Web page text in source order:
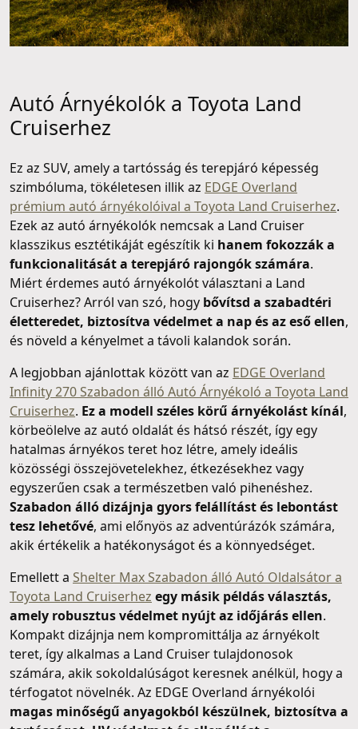
Autó Árnyékolók a Toyota Land
Cruiserhez
Ez az SUV, amely a tartósság és terepjáró képesség
szimbóluma, tökéletesen illik az EDGE Overland
prémium autó árnyékolóival a Toyota Land Cruiserhez.
Ezek az autó árnyékolók nemcsak a Land Cruiser
klasszikus esztétikáját egészítik ki hanem fokozzák a
funkcionalitását a terepjáró rajongók számára.
Miért érdemes autó árnyékolót választani a Land
Cruiserhez? Arról van szó, hogy bővítsd a szabadtéri
életteredet, biztosítva védelmet a nap és az eső ellen,
és növeld a kényelmet a távoli kalandok során.
A legjobban ajánlottak között van az EDGE Overland
Infinity 270 Szabadon álló Autó Árnyékoló a Toyota Land
Cruiserhez. Ez a modell széles körű árnyékolást kínál,
körbeölelve az autó oldalát és hátsó részét, így egy
hatalmas árnyékos teret hoz létre, amely ideális
közösségi összejövetelekhez, étkezésekhez vagy
egyszerűen csak a természetben való pihenéshez.
Szabadon álló dizájnja gyors felállítást és lebontást
tesz lehetővé, ami előnyös az adventúrázók számára,
akik értékelik a hatékonyságot és a könnyedséget.
Emellett a Shelter Max Szabadon álló Autó Oldalsátor a
Toyota Land Cruiserhez egy másik példás választás,
amely robusztus védelmet nyújt az időjárás ellen.
Kompakt dizájnja nem kompromittálja az árnyékolt
teret, így alkalmas a Land Cruiser tulajdonosok
számára, akik sokoldalúságot keresnek anélkül, hogy a
térfogatot növelnék. Az EDGE Overland árnyékolói
magas minőségű anyagokból készülnek, biztosítva a